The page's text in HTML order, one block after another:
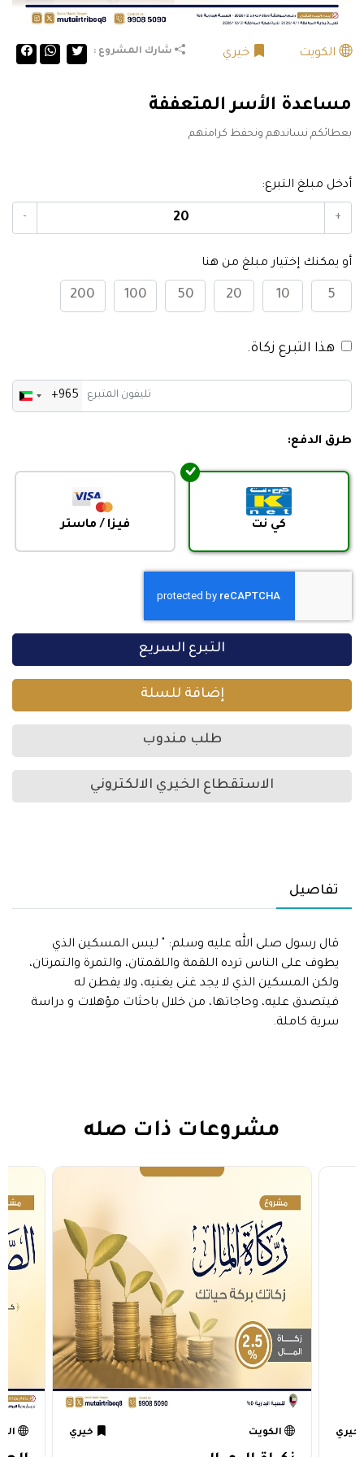
الكويت خيري شارك المشروع :
مساعدة الأسر المتعففة
بعطائكم نساندهم ونحفظ كرامتهم⁠
أدخل مبلغ التبرع:
+
-
أو يمكنك إختيار مبلغ من هنا
5
10
20
50
100
200
هذا التبرع زكاة.
Kuwait+965
طرق الدفع:
كي نت فيزا / ماستر
التبرع السريع
إضافة للسلة
طلب مندوب
الاستقطاع الخيري الالكتروني
تفاصيل
قال رسول صلى الله عليه وسلم: " ليس المسكين الذي
يطوف على الناس ترده اللقمة واللقمتان، والتمرة والتمرتان،
ولكن المسكين الذي لا يجد غنى يغنيه، ولا يفطن له
فيتصدق عليه، وحاجاتها، من خلال باحثات مؤهلات و دراسة
سرية كاملة.
مشروعات ذات صله
خيري الكويت خيري